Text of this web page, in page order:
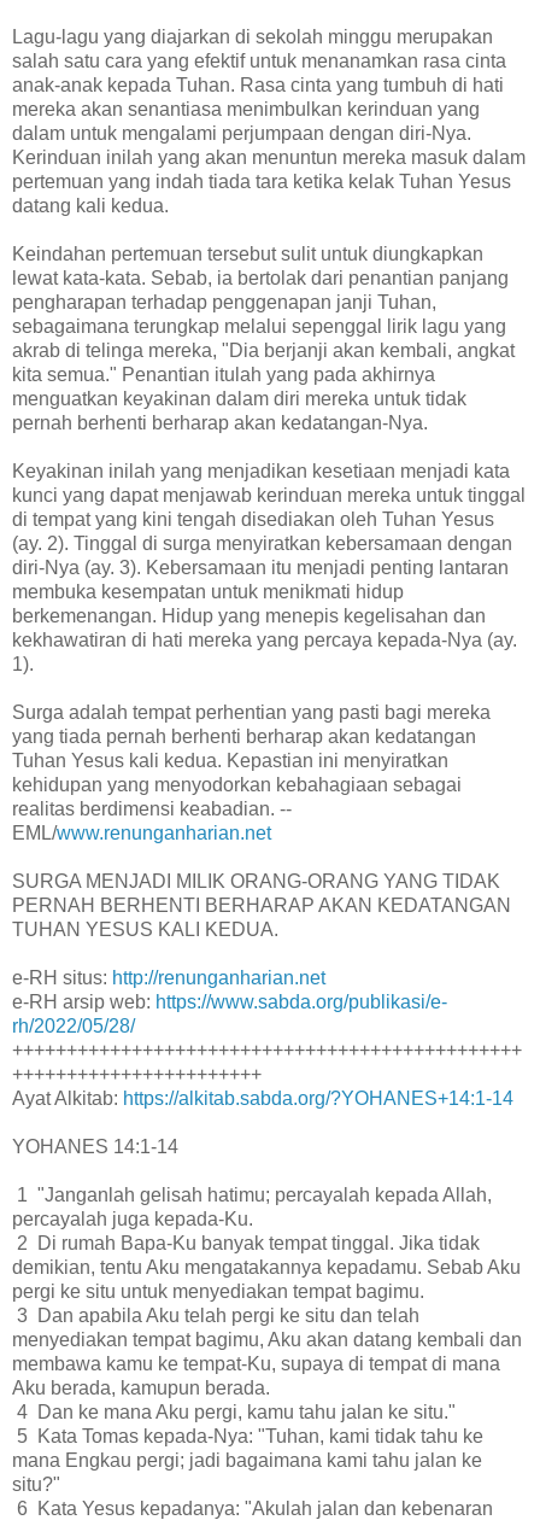
Lagu-lagu yang diajarkan di sekolah minggu merupakan
salah satu cara yang efektif untuk menanamkan rasa cinta
anak-anak kepada Tuhan. Rasa cinta yang tumbuh di hati
mereka akan senantiasa menimbulkan kerinduan yang
dalam untuk mengalami perjumpaan dengan diri-Nya.
Kerinduan inilah yang akan menuntun mereka masuk dalam
pertemuan yang indah tiada tara ketika kelak Tuhan Yesus
datang kali kedua.
Keindahan pertemuan tersebut sulit untuk diungkapkan
lewat kata-kata. Sebab, ia bertolak dari penantian panjang
pengharapan terhadap penggenapan janji Tuhan,
sebagaimana terungkap melalui sepenggal lirik lagu yang
akrab di telinga mereka, "Dia berjanji akan kembali, angkat
kita semua." Penantian itulah yang pada akhirnya
menguatkan keyakinan dalam diri mereka untuk tidak
pernah berhenti berharap akan kedatangan-Nya.
Keyakinan inilah yang menjadikan kesetiaan menjadi kata
kunci yang dapat menjawab kerinduan mereka untuk tinggal
di tempat yang kini tengah disediakan oleh Tuhan Yesus
(ay. 2). Tinggal di surga menyiratkan kebersamaan dengan
diri-Nya (ay. 3). Kebersamaan itu menjadi penting lantaran
membuka kesempatan untuk menikmati hidup
berkemenangan. Hidup yang menepis kegelisahan dan
kekhawatiran di hati mereka yang percaya kepada-Nya (ay.
1).
Surga adalah tempat perhentian yang pasti bagi mereka
yang tiada pernah berhenti berharap akan kedatangan
Tuhan Yesus kali kedua. Kepastian ini menyiratkan
kehidupan yang menyodorkan kebahagiaan sebagai
realitas berdimensi keabadian. --
EML/www.renunganharian.net
SURGA MENJADI MILIK ORANG-ORANG YANG TIDAK
PERNAH BERHENTI BERHARAP AKAN KEDATANGAN
TUHAN YESUS KALI KEDUA.
e-RH situs: http://renunganharian.net
e-RH arsip web: https://www.sabda.org/publikasi/e-
rh/2022/05/28/
+++++++++++++++++++++++++++++++++++++++++++++++
+++++++++++++++++++++++
Ayat Alkitab: https://alkitab.sabda.org/?YOHANES+14:1-14
YOHANES 14:1-14
1 "Janganlah gelisah hatimu; percayalah kepada Allah,
percayalah juga kepada-Ku.
2 Di rumah Bapa-Ku banyak tempat tinggal. Jika tidak
demikian, tentu Aku mengatakannya kepadamu. Sebab Aku
pergi ke situ untuk menyediakan tempat bagimu.
3 Dan apabila Aku telah pergi ke situ dan telah
menyediakan tempat bagimu, Aku akan datang kembali dan
membawa kamu ke tempat-Ku, supaya di tempat di mana
Aku berada, kamupun berada.
4 Dan ke mana Aku pergi, kamu tahu jalan ke situ."
5 Kata Tomas kepada-Nya: "Tuhan, kami tidak tahu ke
mana Engkau pergi; jadi bagaimana kami tahu jalan ke
situ?"
6 Kata Yesus kepadanya: "Akulah jalan dan kebenaran